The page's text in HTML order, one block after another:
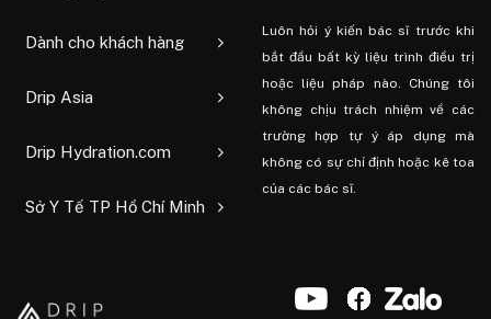
Dành cho khách hàng
Drip Asia
Drip Hydration.com
Sở Y Tế TP Hồ Chí Minh
Luôn hỏi ý kiến ​​bác sĩ trước khi
bắt đầu bất kỳ liệu trình điều trị
hoặc liệu pháp nào. Chúng tôi
không chịu trách nhiệm về các
trường hợp tự ý áp dụng mà
không có sự chỉ định hoặc kê toa
của các bác sĩ.